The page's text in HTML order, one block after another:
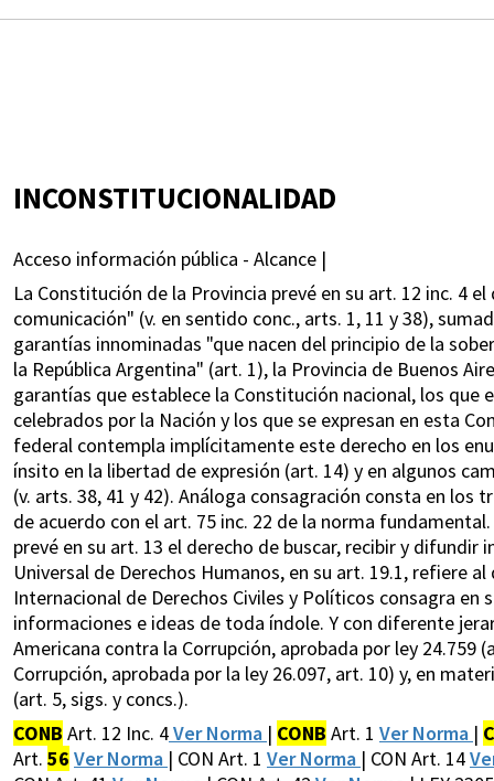
INCONSTITUCIONALIDAD
Acceso información pública - Alcance |
La Constitución de la Provincia prevé en su art. 12 inc. 4
comunicación" (v. en sentido conc., arts. 1, 11 y 38),
garantías innominadas "que nacen del principio de la
la República Argentina" (art. 1), la Provincia de Buenos
garantías que establece la Constitución nacional, los que
celebrados por la Nación y los que se expresan en esta
federal contempla implícitamente este derecho en los
ínsito en la libertad de expresión (art. 14) y en algunos
(v. arts. 38, 41 y 42). Análoga consagración consta en
de acuerdo con el art. 75 inc. 22 de la norma
prevé en su art. 13 el derecho de buscar, recibir y
Universal de Derechos Humanos, en su art. 19.1, refiere
Internacional de Derechos Civiles y Políticos consagra en
informaciones e ideas de toda índole. Y con diferente
Americana contra la Corrupción, aprobada por ley 24.759
Corrupción, aprobada por la ley 26.097, art. 10) y, en
(art. 5, sigs. y concs.).
CONB Art. 12 Inc. 4Ver Norma | CONB Art. 1 Ver Norma |
Art. 56 Ver Norma | CON Art. 1 Ver Norma | CON Art. 14